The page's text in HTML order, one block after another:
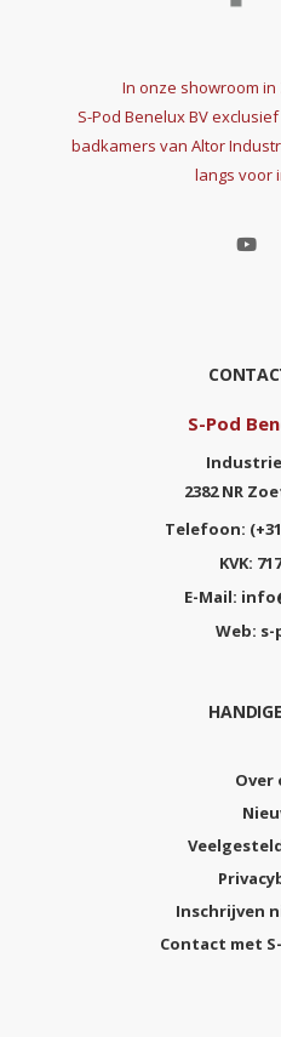
In onze showroom
S-Pod Benelux BV
badkamers van Altor
langs voor
S-Pod
2382 NR
Telefoon:
KVK:
E-Mail:
Web: s-
Over
Inschrijven
Contact met